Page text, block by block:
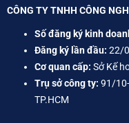
CÔNG TY TNHH CÔNG
Số đăng ký kinh
Đăng ký lần đầu: 22/
Cơ quan cấp: Sở Kế
Trụ sở công ty: 91/
TP.HCM